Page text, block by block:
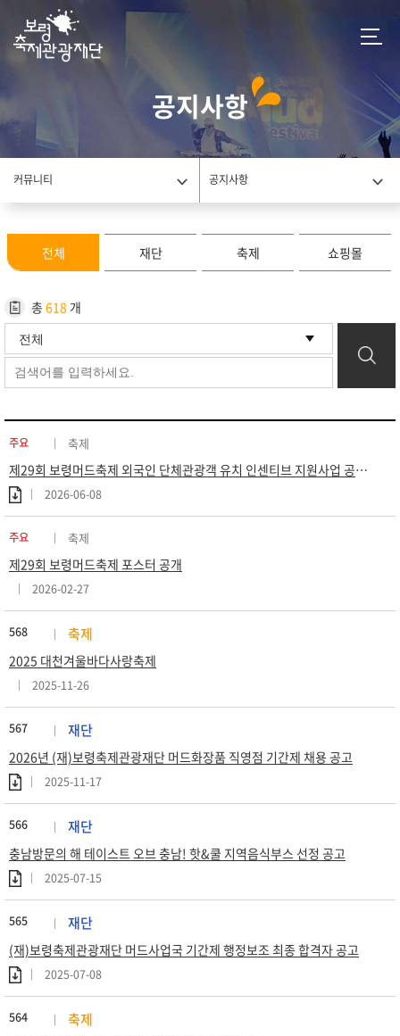
공지사항
커뮤니티 공지사항
전체 재단 축제 쇼핑몰
총 618 개
주요 축제
제29회 보령머드축제 외국인 단체관광객 유치 인센티브 지원사업 공고 (재공고)
2026-06-08
주요 축제
제29회 보령머드축제 포스터 공개
2026-02-27
568 축제
2025 대천겨울바다사랑축제
2025-11-26
567 재단
2026년 (재)보령축제관광재단 머드화장품 직영점 기간제 채용 공고
2025-11-17
566 재단
충남방문의 해 테이스트 오브 충남! 핫&쿨 지역음식부스 선정 공고
2025-07-15
565 재단
(재)보령축제관광재단 머드사업국 기간제 행정보조 최종 합격자 공고
2025-07-08
564 축제